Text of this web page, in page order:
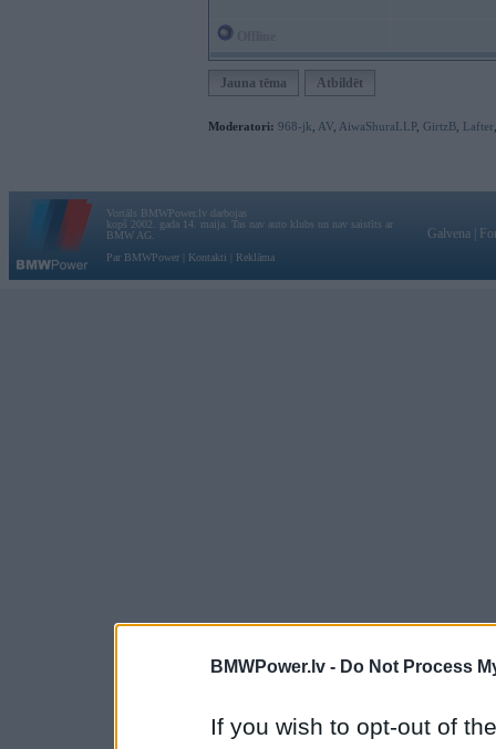
BMWPower.lv - Do Not Process
If you wish to opt-out of
Jauna tēma Atbildēt
Moderatori: 968-jk AV AiwaShuraLLP, GirtzB Lafter
Vortāls BMWPower.lv darbojas
kopš 2002. gada 14. maija. Tas nav auto klubs un nav saistīts ar
BMW AG.
Par BMWPower
Kontakti Reklāma
Galvena